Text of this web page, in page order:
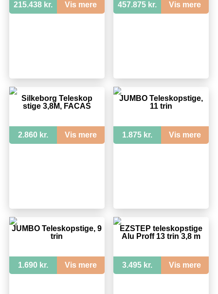
215.438 kr. Vis mere 457.875 kr. Vis mere
Silkeborg Teleskop
stige 3,8M, FACAS
2.860 kr. Vis mere
JUMBO Teleskopstige,
11 trin
1.875 kr. Vis mere
JUMBO Teleskopstige, 9
trin
1.690 kr. Vis mere
EZSTEP teleskopstige
Alu Proff 13 trin 3,8 m
3.495 kr. Vis mere